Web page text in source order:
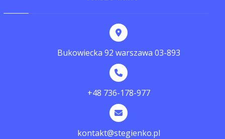
Bukowiecka 92 warszawa 03-893
+48 736-178-977
kontakt@stegienko.pl